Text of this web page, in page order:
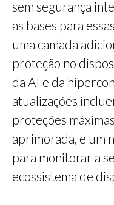
sem segurança
as bases para
uma camada
proteção no
da AI e da
atualizações
proteções
aprimorada, e um
para monitorar a
ecossistema de